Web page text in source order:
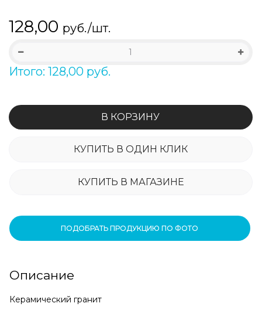
128,00 руб./шт.
Итого: 128,00 руб.
В КОРЗИНУ
КУПИТЬ В ОДИН КЛИК
КУПИТЬ В МАГАЗИНЕ
ПОДОБРАТЬ ПРОДУКЦИЮ ПО ФОТО
Описание
Керамический гранит